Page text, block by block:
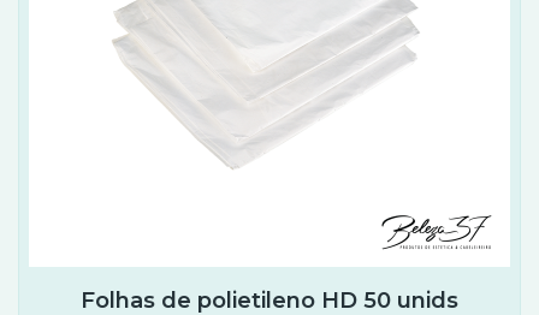
Folhas de polietileno HD 50 unids